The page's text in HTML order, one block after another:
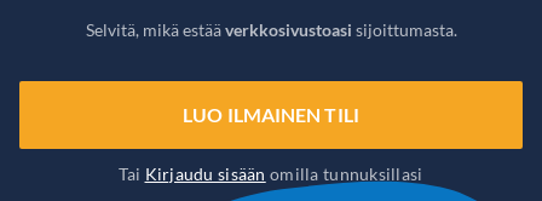
Selvitä, mikä estääverkkosivustoasi sijoittumasta.
LUO ILMAINEN TILI
Tai Kirjaudu sisään omilla tunnuksillasi